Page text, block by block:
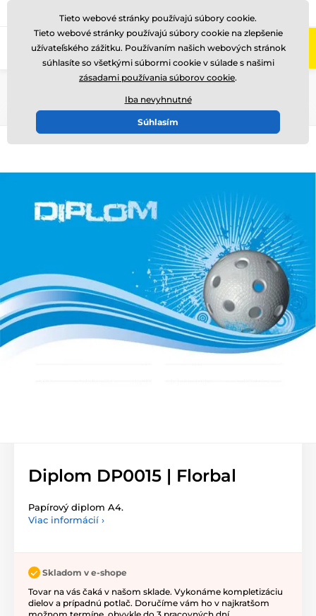
Zavolajte nám (Po-Pi 8-17) +421220255160
Diplom DP0015 | Florbal
Papírový diplom A4.
Viac informácií ›
Skladom v e-shope
Tovar na vás čaká v našom sklade. Vykonáme kompletizáciu
dielov a prípadnú potlač. Doručíme vám ho v najkratšom
Tieto webové stránky používajú súbory cookie.
Tieto webové stránky používajú súbory cookie na zlepšenie
užívateľského zážitku. Používaním našich webových stránok
súhlasíte so všetkými súbormi cookie v súlade s našimi
zásadami používania súborov cookie.
Iba nevyhnutné
Súhlasím